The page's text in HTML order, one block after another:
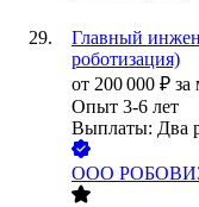
Главный
роботизация)
от 200 000 ₽ за
Опыт 3-6 лет
Выплаты: Два
ООО